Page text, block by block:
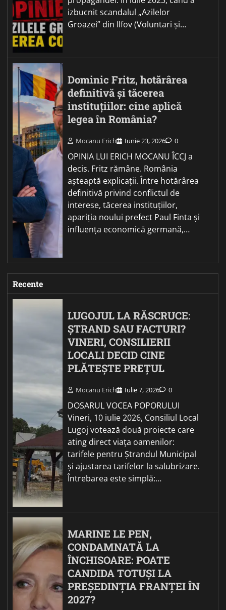
izbucnit scandalul „Azilelor
Groazei” din Ilfov (Voluntari și…
Dominic Fritz, hotărârea
definitivă și tăcerea
instituțiilor: cine aplică
legea în România?
Mocanu Erich Iunie 23, 2026 0
OPINIA LUI ERICH MOCANU ÎCCJ a
decis. Fritz rămâne. România
așteaptă explicații. Între hotărârea
definitivă privind conflictul de
interese, tăcerea instituțiilor,
apariția noului prefect Paul Finta și
influența economică germană,…
Recente
LUGOJUL LA RĂSCRUCE:
ȘTRAND SAU FACTURI?
VINERI, CONSILIERII
LOCALI DECID CINE
PLĂTEȘTE PREȚUL
Mocanu Erich Iulie 7, 2026 0
DOSARUL VOCEA POPORULUI
Vineri, 10 iulie 2026, Consiliul Local
Lugoj votează două proiecte care
ating direct viața oamenilor:
tarifele pentru Ștrandul Municipal
și ajustarea tarifelor la salubrizare.
Întrebarea este simplă:…
MARINE LE PEN,
CONDAMNATĂ LA
ÎNCHISOARE: POATE
CANDIDA TOTUȘI LA
PREȘEDINȚIA FRANȚEI ÎN
2027?